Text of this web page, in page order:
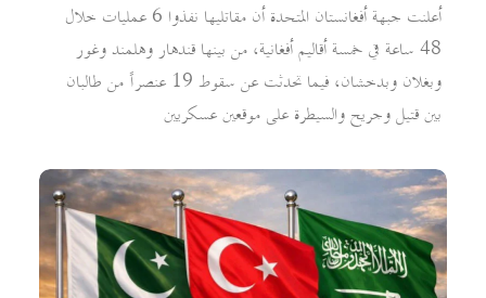
أعلنت جبهة أفغانستان المتحدة أن مقاتليها نفذوا 6 عمليات خلال
48 ساعة في خمسة أقاليم أفغانية، من بينها قندهار وهلمند وغور
وبغلان وبدخشان، فيما تحدثت عن سقوط 19 عنصراً من طالبان
بين قتيل وجريح والسيطرة على موقعين عسكريين